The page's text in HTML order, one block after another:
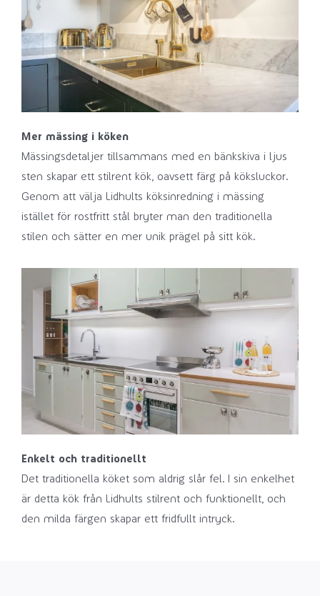
Mer mässing i köken
Mässingsdetaljer tillsammans med en bänkskiva i ljus
sten skapar ett stilrent kök, oavsett färg på köksluckor.
Genom att välja Lidhults köksinredning i mässing
istället för rostfritt stål bryter man den traditionella
stilen och sätter en mer unik prägel på sitt kök.
Enkelt och traditionellt
Det traditionella köket som aldrig slår fel. I sin enkelhet
är detta kök från Lidhults stilrent och funktionellt, och
den milda färgen skapar ett fridfullt intryck.